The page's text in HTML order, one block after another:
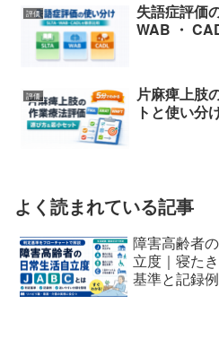
評価
失語症評価
WAB ・
評価
片麻痺上肢
トと使い分
よく読まれている記事
障害高齢者
立度｜寝た
基準と記録例